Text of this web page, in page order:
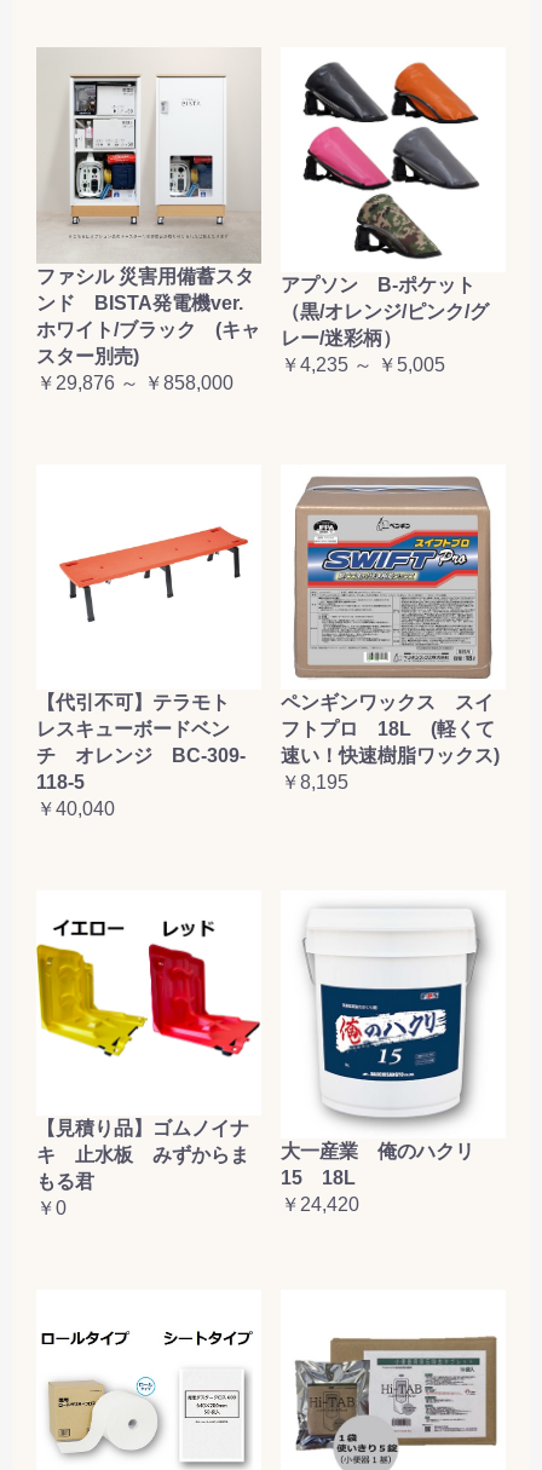
ファシル 災害用備蓄スタ
ンド BISTA発電機ver.
ホワイト/ブラック (キャ
スター別売)
￥29,876 ～ ￥858,000
アプソン B-ポケット
（黒/オレンジ/ピンク/グ
レー/迷彩柄）
￥4,235 ～ ￥5,005
【代引不可】テラモト
レスキューボードベン
チ オレンジ BC-309-
118-5
￥40,040
ペンギンワックス スイ
フトプロ 18L (軽くて
速い！快速樹脂ワックス)
￥8,195
【見積り品】ゴムノイナ
キ 止水板 みずからま
もる君
￥0
大一産業 俺のハクリ
15 18L
￥24,420